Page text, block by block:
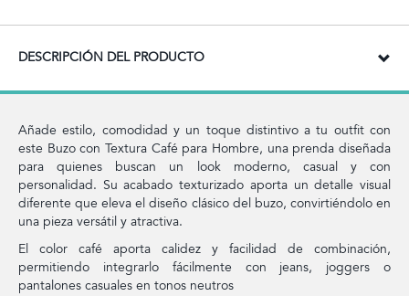
DESCRIPCIÓN DEL PRODUCTO
Añade estilo, comodidad y un toque distintivo a tu outfit con
este Buzo con Textura Café para Hombre, una prenda diseñada
para quienes buscan un look moderno, casual y con
personalidad. Su acabado texturizado aporta un detalle visual
diferente que eleva el diseño clásico del buzo, convirtiéndolo en
una pieza versátil y atractiva.
El color café aporta calidez y facilidad de combinación,
permitiendo integrarlo fácilmente con jeans, joggers o
pantalones casuales en tonos neutros